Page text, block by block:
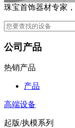
珠宝首饰器材专家
公司产品
热销产品
产品
高端设备
起版/执模系列